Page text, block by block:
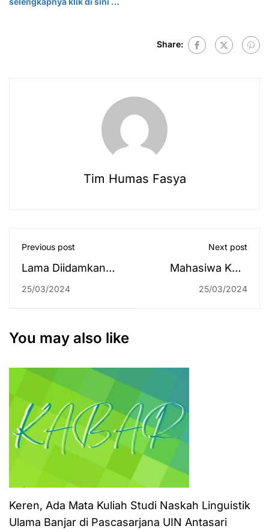
Share:
Tim Humas Fasya
Previous post
Lama Diidamkan
Rektor, Akhirnya
25/03/2024
Next post
Mahasiwa KKN
Gelar Buka Puasa
25/03/2024
You may also like
Keren, Ada Mata Kuliah Studi Naskah Linguistik
Ulama Banjar di Pascasarjana UIN Antasari